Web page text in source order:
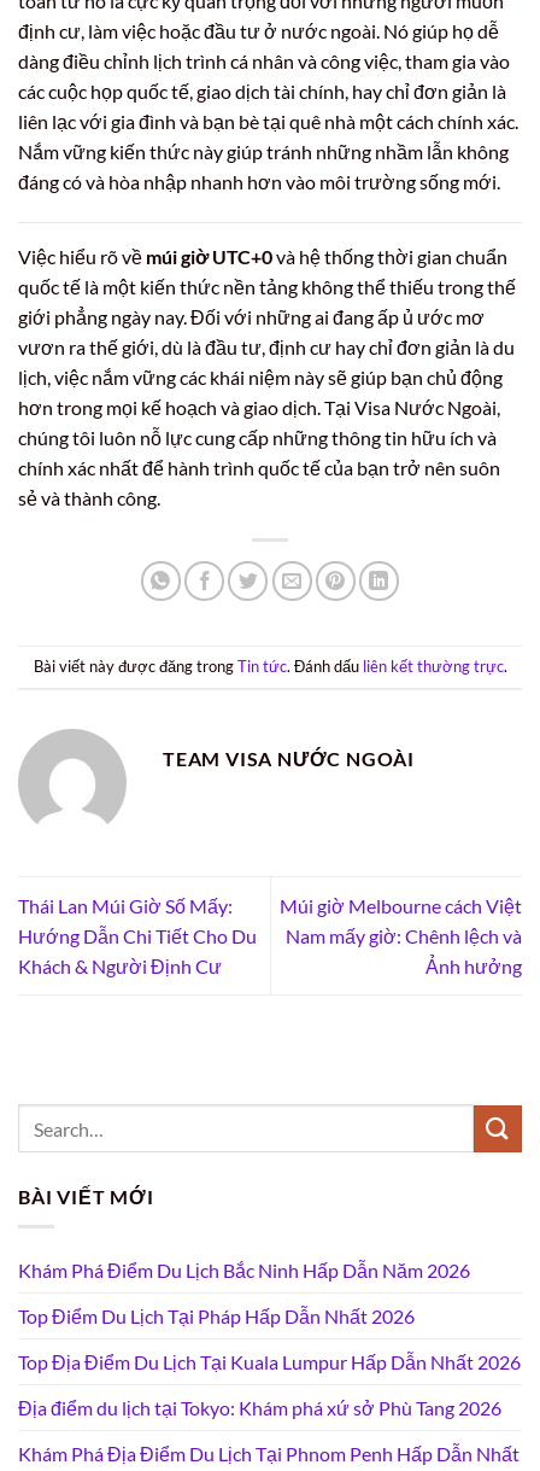
định cư, làm việc hoặc đầu tư ở nước ngoài. Nó giúp họ dễ
dàng điều chỉnh lịch trình cá nhân và công việc, tham gia vào
các cuộc họp quốc tế, giao dịch tài chính, hay chỉ đơn giản là
liên lạc với gia đình và bạn bè tại quê nhà một cách chính xác.
Nắm vững kiến thức này giúp tránh những nhầm lẫn không
đáng có và hòa nhập nhanh hơn vào môi trường sống mới.
Việc hiểu rõ về múi giờ UTC+0và hệ thống thời gian chuẩn
quốc tế là một kiến thức nền tảng không thể thiếu trong thế
giới phẳng ngày nay. Đối với những ai đang ấp ủ ước mơ
vươn ra thế giới, dù là đầu tư, định cư hay chỉ đơn giản là du
lịch, việc nắm vững các khái niệm này sẽ giúp bạn chủ động
hơn trong mọi kế hoạch và giao dịch. Tại Visa Nước Ngoài,
chúng tôi luôn nỗ lực cung cấp những thông tin hữu ích và
chính xác nhất để hành trình quốc tế của bạn trở nên suôn
sẻ và thành công.
Bài viết này được đăng trongTin tức. Đánh dấu liên kết thường trực.
TEAM VISA NƯỚC NGOÀI
Thái Lan Múi Giờ Số Mấy:
Hướng Dẫn Chi Tiết Cho Du
Khách & Người Định Cư
Múi giờ Melbourne cách Việt
Nam mấy giờ: Chênh lệch và
Ảnh hưởng
BÀI VIẾT MỚI
Khám Phá Điểm Du Lịch Bắc Ninh Hấp Dẫn Năm 2026
Top Điểm Du Lịch Tại Pháp Hấp Dẫn Nhất 2026
Top Địa Điểm Du Lịch Tại Kuala Lumpur Hấp Dẫn Nhất 2026
Địa điểm du lịch tại Tokyo: Khám phá xứ sở Phù Tang 2026
Khám Phá Địa Điểm Du Lịch Tại Phnom Penh Hấp Dẫn Nhất